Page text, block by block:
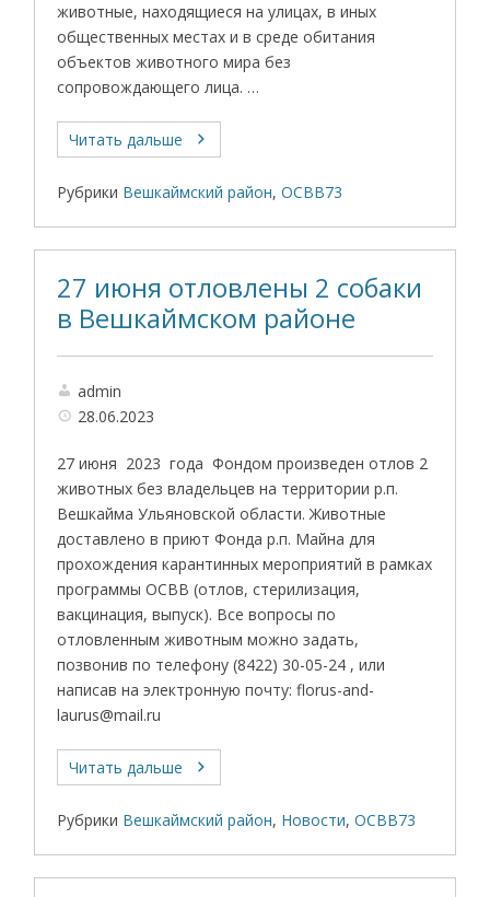
животные, находящиеся на улицах, в иных
общественных местах и в среде обитания
объектов животного мира без
сопровождающего лица. …
Читать дальше
Рубрики Вешкаймский район,ОСВВ73
27 июня отловлены 2 собаки
в Вешкаймском районе
admin
28.06.2023
27 июня 2023 года Фондом произведен отлов 2
животных без владельцев на территории р.п.
Вешкайма Ульяновской области. Животные
доставлено в приют Фонда р.п. Майна для
прохождения карантинных мероприятий в рамках
программы ОСВВ (отлов, стерилизация,
вакцинация, выпуск). Все вопросы по
отловленным животным можно задать,
позвонив по телефону (8422) 30-05-24 , или
написав на электронную почту: florus-and-
laurus@mail.ru
Читать дальше
Рубрики Вешкаймский район, Новости,ОСВВ73